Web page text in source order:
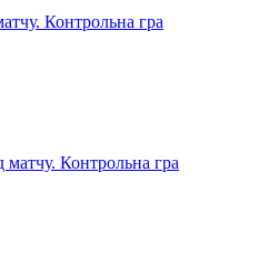
Контрольна гра
Контрольна гра